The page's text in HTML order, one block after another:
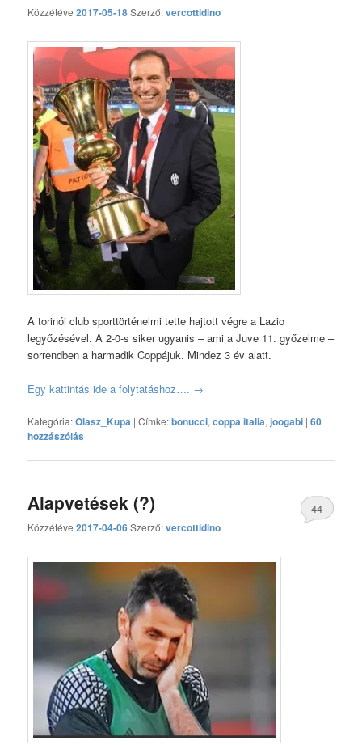
Közzétéve2017-05-18Szerző:vercottidino
A torinói club sporttörténelmi tette hajtott végre a Lazio
legyőzésével. A 2-0-s siker ugyanis – ami a Juve 11. győzelme –
sorrendben a harmadik Coppájuk. Mindez 3 év alatt.
Egy kattintás ide a folytatáshoz…. →
Kategória:Olasz_Kupa |Címke:bonucci,coppa italia,joogabi |60
hozzászólás
Alapvetések (?)
Közzétéve2017-04-06Szerző:vercottidino
44